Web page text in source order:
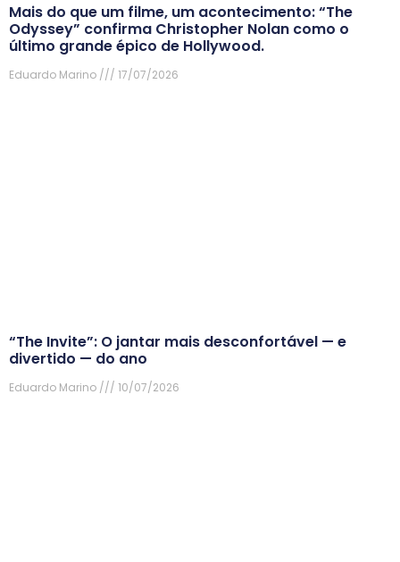
Mais do que um filme, um acontecimento: “The
Odyssey” confirma Christopher Nolan como o
último grande épico de Hollywood.
Eduardo Marino 17/07/2026
“The Invite”: O jantar mais desconfortável — e
divertido — do ano
Eduardo Marino 10/07/2026